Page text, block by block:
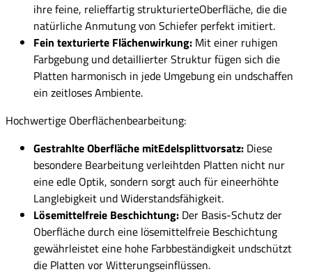
ihre feine, relieffartig strukturierteOberfläche, die die
natürliche Anmutung von Schiefer perfekt imitiert.
Fein texturierte Flächenwirkung: Mit einer ruhigen
Farbgebung und detaillierter Struktur fügen sich die
Platten harmonisch in jede Umgebung ein undschaffen
ein zeitloses Ambiente.
Hochwertige Oberflächenbearbeitung:
Gestrahlte Oberfläche mitEdelsplittvorsatz: Diese
besondere Bearbeitung verleihtden Platten nicht nur
eine edle Optik, sondern sorgt auch für eineerhöhte
Langlebigkeit und Widerstandsfähigkeit.
Lösemittelfreie Beschichtung: Der Basis-Schutz der
Oberfläche durch eine lösemittelfreie Beschichtung
gewährleistet eine hohe Farbbeständigkeit undschützt
die Platten vor Witterungseinflüssen.